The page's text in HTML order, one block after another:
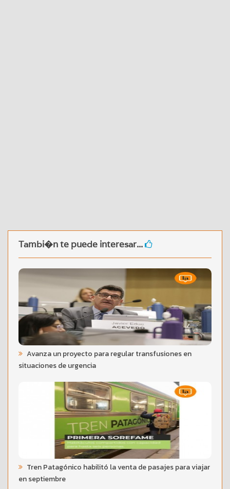
Tambi�n te puede interesar...
Avanza un proyecto para regular transfusiones en
situaciones de urgencia
Tren Patagónico habilitó la venta de pasajes para viajar
en septiembre